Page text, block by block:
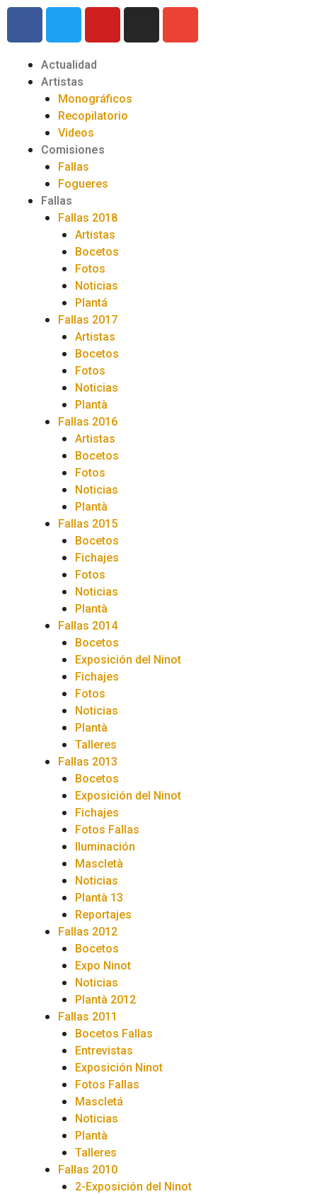
Actualidad
Artistas
Monográficos
Recopilatorio
Videos
Comisiones
Fallas
Fogueres
Fallas
Fallas 2018
Artistas
Bocetos
Fotos
Noticias
Plantá
Fallas 2017
Artistas
Bocetos
Fotos
Noticias
Plantà
Fallas 2016
Artistas
Bocetos
Fotos
Noticias
Plantà
Fallas 2015
Bocetos
Fichajes
Fotos
Noticias
Plantà
Fallas 2014
Bocetos
Exposición del Ninot
Fichajes
Fotos
Noticias
Plantà
Talleres
Fallas 2013
Bocetos
Exposición del Ninot
Fichajes
Fotos Fallas
Iluminación
Mascletà
Noticias
Plantà 13
Reportajes
Fallas 2012
Bocetos
Expo Ninot
Noticias
Plantà 2012
Fallas 2011
Bocetos Fallas
Entrevistas
Exposición Ninot
Fotos Fallas
Mascletá
Noticias
Plantà
Talleres
Fallas 2010
2-Exposición del Ninot